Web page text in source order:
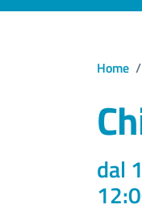
Home /
dal